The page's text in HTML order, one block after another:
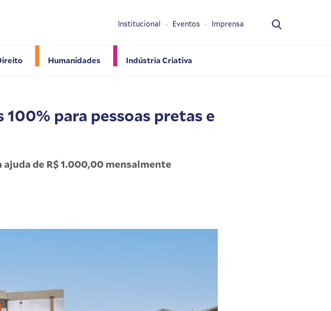
Humanidades Indústria Criativa
Institucional Eventos Imprensa
para pessoas pretas e
de R$ 1.000,00 mensalmente